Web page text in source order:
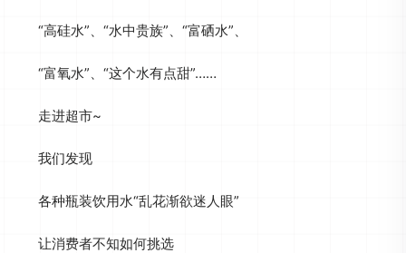
“高硅水”、“水中贵族”、“富硒水”、
“富氧水”、“这个水有点甜”……
走进超市~
我们发现
各种瓶装饮用水“乱花渐欲迷人眼”
让消费者不知如何挑选